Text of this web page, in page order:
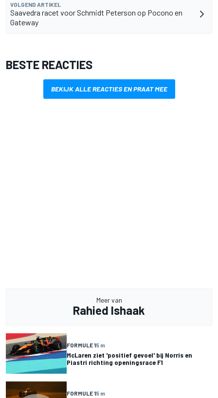
VOLGEND ARTIKEL
Saavedra racet voor Schmidt Peterson op Pocono en
Gateway
BESTE REACTIES
BEKIJK ALLE REACTIES EN PRAAT MEE
Meer van
Rahied Ishaak
FORMULE 15 m
McLaren ziet 'positief gevoel' bij Norris en
Piastri richting openingsrace F1
FORMULE 15 m